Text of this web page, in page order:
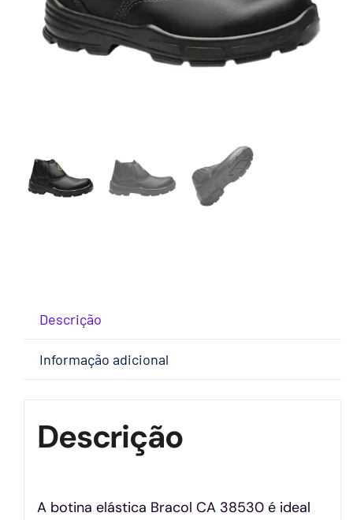
Descrição
Informação adicional
Descrição
A botina elástica Bracol CA 38530 é ideal